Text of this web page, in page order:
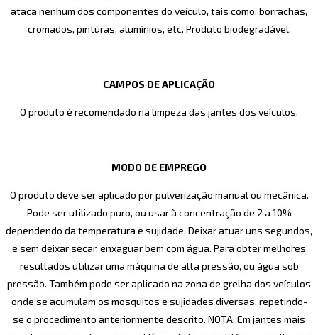
ataca nenhum dos componentes do veículo, tais como: borrachas,
cromados, pinturas, alumínios, etc. Produto biodegradável.
CAMPOS DE APLICAÇÃO
O produto é recomendado na limpeza das jantes dos veículos.
MODO DE EMPREGO
O produto deve ser aplicado por pulverização manual ou mecânica.
Pode ser utilizado puro, ou usar à concentração de 2 a 10%
dependendo da temperatura e sujidade. Deixar atuar uns segundos,
e sem deixar secar, enxaguar bem com água. Para obter melhores
resultados utilizar uma máquina de alta pressão, ou água sob
pressão. Também pode ser aplicado na zona de grelha dos veículos
onde se acumulam os mosquitos e sujidades diversas, repetindo-
se o procedimento anteriormente descrito. NOTA: Em jantes mais